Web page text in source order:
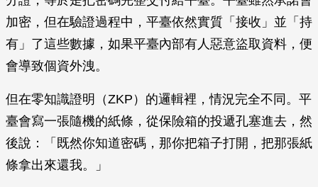
加密，但在驗證過程中，平臺依然實質「接收」並「持
有」了這些數據，如果平臺內部有人惡意盜取資料，便
會導致個資外洩。
但在零知識證明（ZKP）的邏輯裡，情況完全不同。平
臺會寫一張隨機的紙條，從保險箱的投遞孔塞進去，然
後說：「既然你知道密碼，那你把箱子打開，把那張紙
條拿出來還我。」